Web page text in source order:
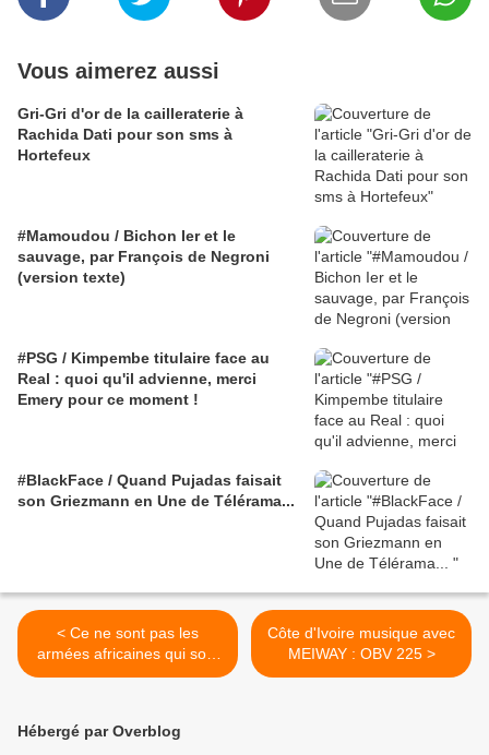
Vous aimerez aussi
Gri-Gri d'or de la cailleraterie à
Rachida Dati pour son sms à
Hortefeux
#Mamoudou / Bichon Ier et le
sauvage, par François de Negroni
(version texte)
#PSG / Kimpembe titulaire face au
Real : quoi qu'il advienne, merci
Emery pour ce moment !
#BlackFace / Quand Pujadas faisait
son Griezmann en Une de Télérama...
< Ce ne sont pas les
armées africaines qui sont
nulles... version vidéo
Côte d'Ivoire musique avec
MEIWAY : OBV 225 >
Hébergé par Overblog